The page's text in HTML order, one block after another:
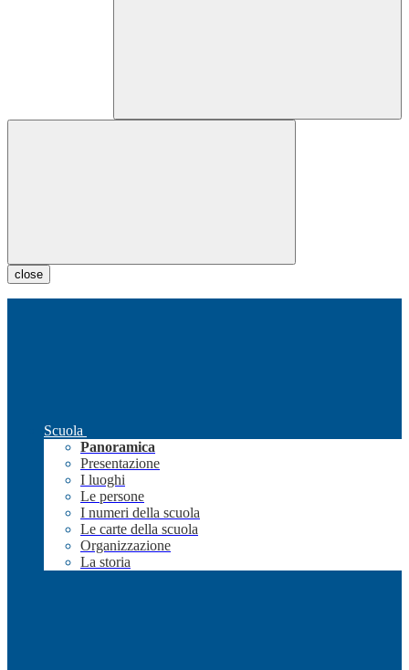
close
Scuola
Panoramica
Presentazione
I luoghi
Le persone
I numeri della scuola
Le carte della scuola
Organizzazione
La storia